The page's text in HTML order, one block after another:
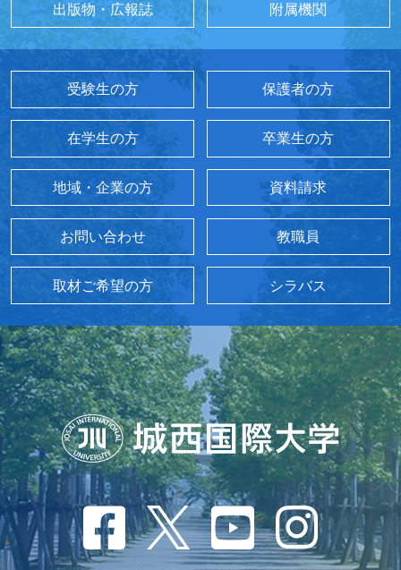
出版物・広報誌 附属機関
受験生の方 保護者の方
在学生の方 卒業生の方
地域・企業の方 資料請求
お問い合わせ 教職員
取材ご希望の方 シラバス